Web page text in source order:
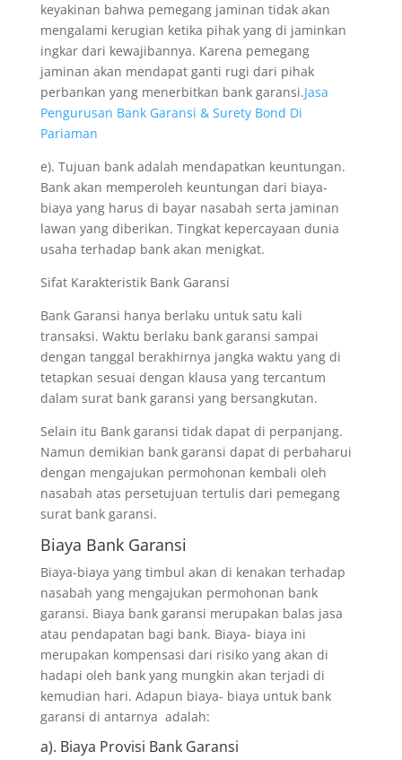
keyakinan bahwa pemegang jaminan tidak akan
mengalami kerugian ketika pihak yang di jaminkan
ingkar dari kewajibannya. Karena pemegang
jaminan akan mendapat ganti rugi dari pihak
perbankan yang menerbitkan bank garansi.Jasa
Pengurusan Bank Garansi & Surety Bond Di
Pariaman
e). Tujuan bank adalah mendapatkan keuntungan.
Bank akan memperoleh keuntungan dari biaya-
biaya yang harus di bayar nasabah serta jaminan
lawan yang diberikan. Tingkat kepercayaan dunia
usaha terhadap bank akan menigkat.
Sifat Karakteristik Bank Garansi
Bank Garansi hanya berlaku untuk satu kali
transaksi. Waktu berlaku bank garansi sampai
dengan tanggal berakhirnya jangka waktu yang di
tetapkan sesuai dengan klausa yang tercantum
dalam surat bank garansi yang bersangkutan.
Selain itu Bank garansi tidak dapat di perpanjang.
Namun demikian bank garansi dapat di perbaharui
dengan mengajukan permohonan kembali oleh
nasabah atas persetujuan tertulis dari pemegang
surat bank garansi.
Biaya Bank Garansi
Biaya-biaya yang timbul akan di kenakan terhadap
nasabah yang mengajukan permohonan bank
garansi. Biaya bank garansi merupakan balas jasa
atau pendapatan bagi bank. Biaya- biaya ini
merupakan kompensasi dari risiko yang akan di
hadapi oleh bank yang mungkin akan terjadi di
kemudian hari. Adapun biaya- biaya untuk bank
garansi di antarnya adalah:
a). Biaya Provisi Bank Garansi